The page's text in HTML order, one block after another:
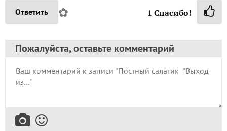
Ответить ✿ 1 Спасибо!
Пожалуйста, оставьте комментарий